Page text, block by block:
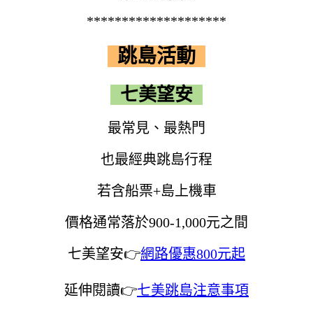
********************
跳島活動
七美望安
最常見、最熱門
也最經典跳島行程
若含船票+島上機車
價格通常落於900-1,000元之間
七美望安👉網路優惠800元起
延伸閱讀👉七美跳島注意事項